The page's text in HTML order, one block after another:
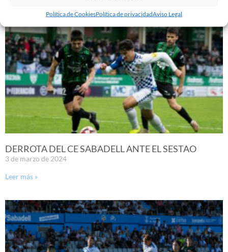
Política de CookiesPolítica de privacidadAviso Legal
DERROTA DEL CE SABADELL ANTE EL SESTAO
3 de marzo de 2024
Leer más »